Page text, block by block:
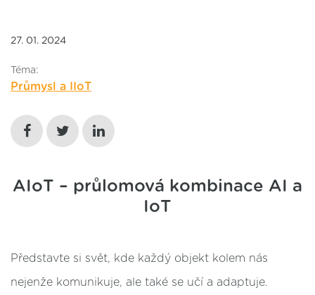
27. 01. 2024
Téma:
Průmysl a IIoT
AIoT – průlomová kombinace AI a
IoT
Představte si svět, kde každý objekt kolem nás
nejenže komunikuje, ale také se učí a adaptuje.